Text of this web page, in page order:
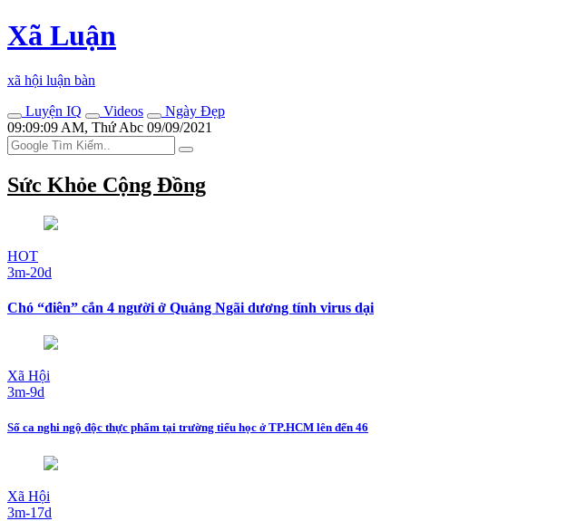
Xã Luận
xã hội luận bàn
Luyện IQ
Videos
Ngày Đẹp
09:09:09 AM, Thứ Abc 09/09/2021
Sức Khỏe Cộng Đồng
HOT
3m-20d
Chó “điên” cắn 4 người ở Quảng Ngãi dương tính virus dại
Xã Hội
3m-9d
Số ca nghi ngộ độc thực phẩm tại trường tiểu học ở TP.HCM lên đến 46
Xã Hội
3m-17d